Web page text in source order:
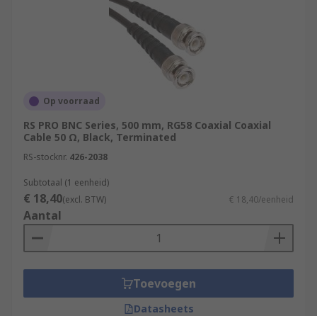
Op voorraad
RS PRO BNC Series, 500 mm, RG58 Coaxial Coaxial
Cable 50 Ω, Black, Terminated
RS-stocknr. 426-2038
Subtotaal (1 eenheid)
€ 18,40(excl. BTW) € 18,40/eenheid
Aantal
Toevoegen
Datasheets